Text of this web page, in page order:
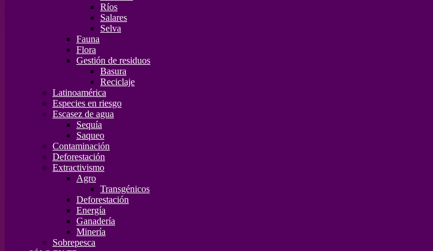
Ríos
Salares
Selva
Fauna
Flora
Gestión de residuos
Basura
Reciclaje
Latinoamérica
Especies en riesgo
Escasez de agua
Sequía
Saqueo
Contaminación
Deforestación
Extractivismo
Agro
Transgénicos
Deforestación
Energía
Ganadería
Minería
Sobrepesca